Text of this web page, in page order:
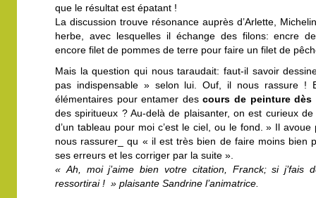
que le résultat est épatant !
La discussion trouve résonance auprès d’Arlette,
herbe, avec lesquelles il échange des filons: encre
encore filet de pommes de terre pour faire un filet de
Mais la question qui nous taraudait: faut-il savoir
pas indispensable » selon lui. Ouf, il nous rassure !
élémentaires pour entamer descours de peinture dès
des spiritueux ? Au-delà de plaisanter, on est curieux
d’un tableau pour moi c’est le ciel, ou le fond. » Il
nous rassurer_ qu « il est très bien de faire moins bien
ses erreurs et les corriger par la suite ».
« Ah, moi j’aime bien votre citation, Franck; si j’fais
ressortirai ! » plaisante Sandrine l’animatrice.